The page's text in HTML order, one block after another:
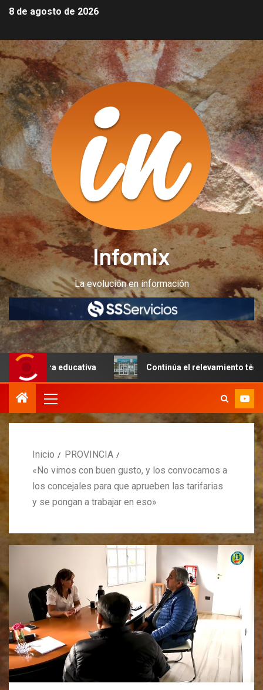
8 de agosto de 2026
Infomix
La evolución en información
Continúa el relevamiento técnico en Perito
Inicio
PROVINCIA
«No vimos con buen gusto, y los convocamos a
los concejales para que aprueben las tarifarias
y se pongan a trabajar en eso»